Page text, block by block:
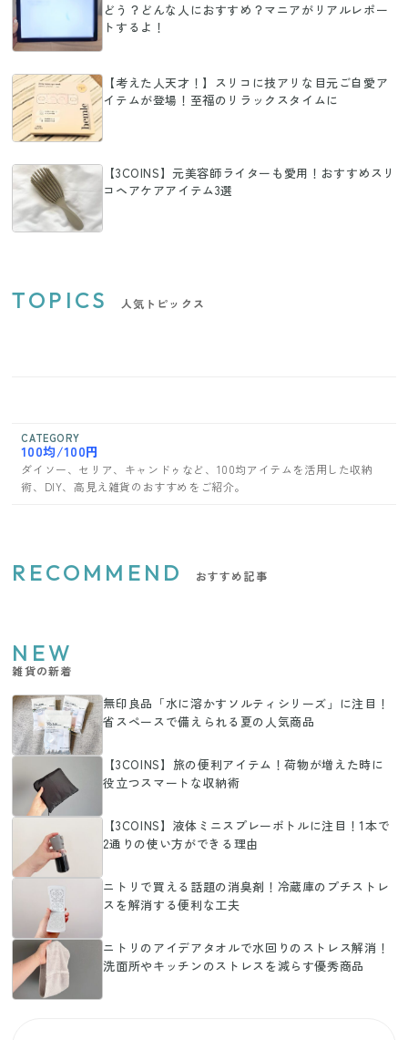
どう？どんな人におすすめ？マニアがリアルレポー
トするよ！
【考えた人天才！】スリコに技アリな目元ご自愛ア
イテムが登場！至福のリラックスタイムに
【3COINS】元美容師ライターも愛用！おすすめスリ
コヘアケアアイテム3選
TOPICS 人気トピックス
CATEGORY
100均/100円
ダイソー、セリア、キャンドゥなど、100均アイテムを活用した収納
術、DIY、高見え雑貨のおすすめをご紹介。
RECOMMEND おすすめ記事
NEW
雑貨の新着
無印良品「水に溶かすソルティシリーズ」に注目！
省スペースで備えられる夏の人気商品
【3COINS】旅の便利アイテム！荷物が増えた時に
役立つスマートな収納術
【3COINS】液体ミニスプレーボトルに注目！1本で
2通りの使い方ができる理由
ニトリで買える話題の消臭剤！冷蔵庫のプチストレ
スを解消する便利な工夫
ニトリのアイデアタオルで水回りのストレス解消！
洗面所やキッチンのストレスを減らす優秀商品